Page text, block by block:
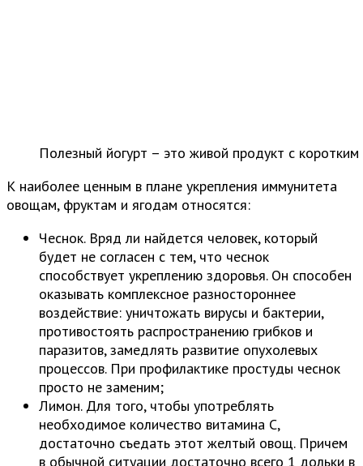
Полезный йогурт – это живой продукт с
К наиболее ценным в плане укрепления иммунитета
овощам, фруктам и ягодам относятся:
Чеснок. Вряд ли найдется человек, который
будет не согласен с тем, что чеснок
способствует укреплению здоровья. Он способен
оказывать комплексное разностороннее
воздействие: уничтожать вирусы и бактерии,
противостоять распространению грибков и
паразитов, замедлять развитие опухолевых
процессов. При профилактике простуды чеснок
просто не заменим;
Лимон. Для того, чтобы употреблять
необходимое количество витамина С,
достаточно съедать этот желтый овощ. Причем
в обычной ситуации достаточно всего 1 дольки в